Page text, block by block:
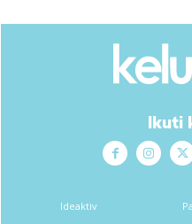
Ikuti
Ideaktiv